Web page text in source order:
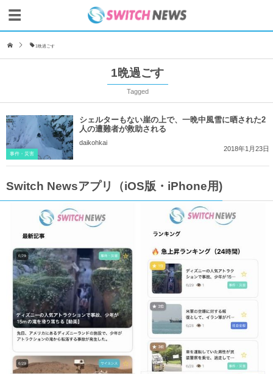
1晩過ごす
1晩過ごす
Tagged
事件・災害
シェルターもない崖の上で、一晩中風雪に晒された2
人の遭難者が救助される
daikohkai
2018年1月23日
Switch Newsアプリ（iOS版・iPhone用)